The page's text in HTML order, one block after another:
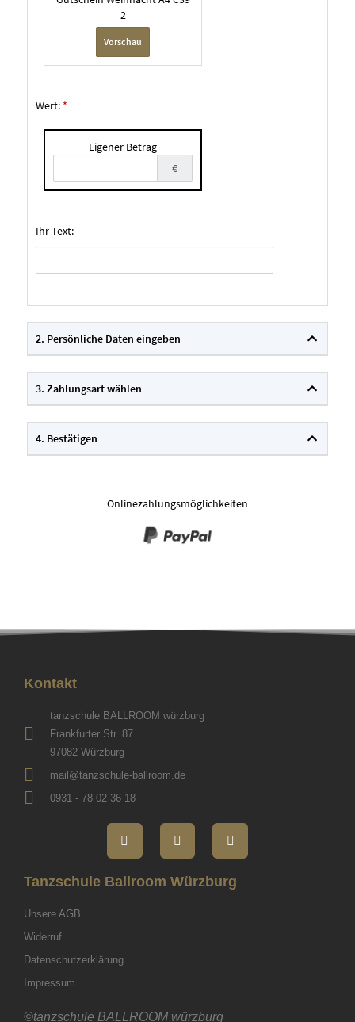
Kontakt
tanzschule BALLROOM würzburg
Frankfurter Str. 87
97082 Würzburg
mail@tanzschule-ballroom.de
0931 - 78 02 36 18
Tanzschule Ballroom Würzburg
Unsere AGB
Widerruf
Datenschutzerklärung
Impressum
©tanzschule BALLROOM würzburg